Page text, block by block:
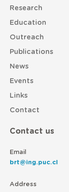
Research
Education
Outreach
Publications
News
Events
Links
Contact
Contact us
Email
brt@ing.puc.cl
Address